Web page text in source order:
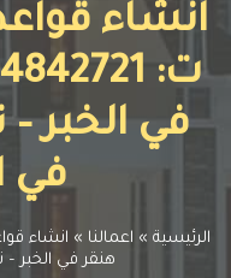
انشاء
في الخبر –
في
الرئيسية » اعمالنا »
هنقر في الخبر –